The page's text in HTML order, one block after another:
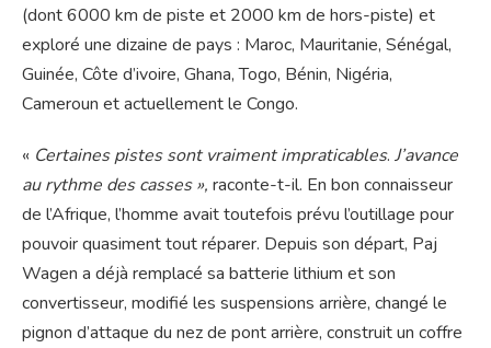
(dont 6000 km de piste et 2000 km de hors-piste) et
exploré une dizaine de pays : Maroc, Mauritanie, Sénégal,
Guinée, Côte d’ivoire, Ghana, Togo, Bénin, Nigéria,
Cameroun et actuellement le Congo.
« Certaines pistes sont vraiment impraticables. J’avance
au rythme des casses », raconte-t-il. En bon connaisseur
de l’Afrique, l’homme avait toutefois prévu l’outillage pour
pouvoir quasiment tout réparer. Depuis son départ, Paj
Wagen a déjà remplacé sa batterie lithium et son
convertisseur, modifié les suspensions arrière, changé le
pignon d’attaque du nez de pont arrière, construit un coffre